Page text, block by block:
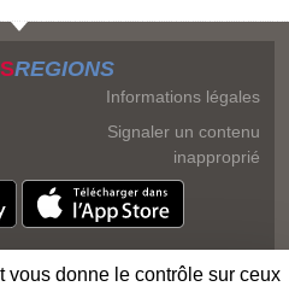
REGIONS
Informations légales
Signaler un contenu
inapproprié
vous donne le contrôle sur ceux